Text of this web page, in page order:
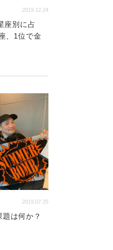
2019.12.24
座別に占
、1位で金
2019.07.25
は何か？